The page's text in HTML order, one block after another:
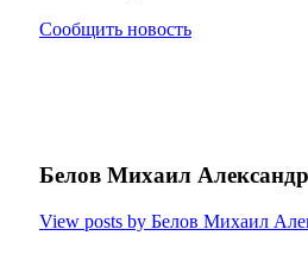
Сообщить новость
Белов Михаил
View posts by Белов Михаил